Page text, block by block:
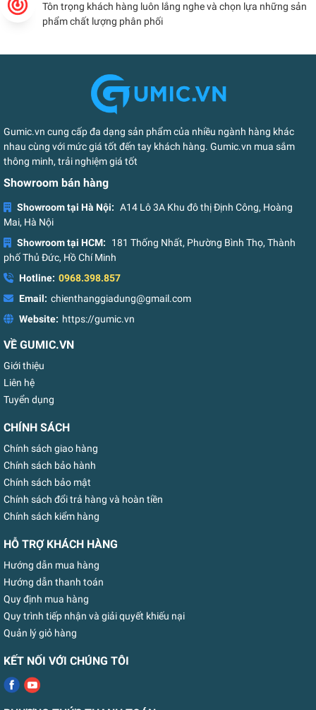
Tôn trọng khách hàng luôn lắng nghe và chọn lựa những sản
phẩm chất lượng phân phối
Gumic.vn cung cấp đa dạng sản phẩm của nhiều ngành hàng khác
nhau cùng với mức giá tốt đến tay khách hàng. Gumic.vn mua sắm
thông minh, trải nghiệm giá tốt
Showroom bán hàng
Showroom tại Hà Nội: A14 Lô 3A Khu đô thị Định Công, Hoàng
Mai, Hà Nội
Showroom tại HCM:
181 Thống Nhất, Phường Bình Thọ, Thành
phố Thủ Đức, Hồ Chí Minh
Hotline: 0968.398.857
Email: chienthanggiadung@gmail.com
Website: https://gumic.vn
VỀ GUMIC.VN
Giới thiệu
Liên hệ
Tuyển dụng
CHÍNH SÁCH
Chính sách giao hàng
Chính sách bảo hành
Chính sách bảo mật
Chính sách đổi trả hàng và hoàn tiền
Chính sách kiểm hàng
HỖ TRỢ KHÁCH HÀNG
Hướng dẫn mua hàng
Hướng dẫn thanh toán
Quy định mua hàng
Quy trình tiếp nhận và giải quyết khiếu nại
Quản lý giỏ hàng
KẾT NỐI VỚI CHÚNG TÔI